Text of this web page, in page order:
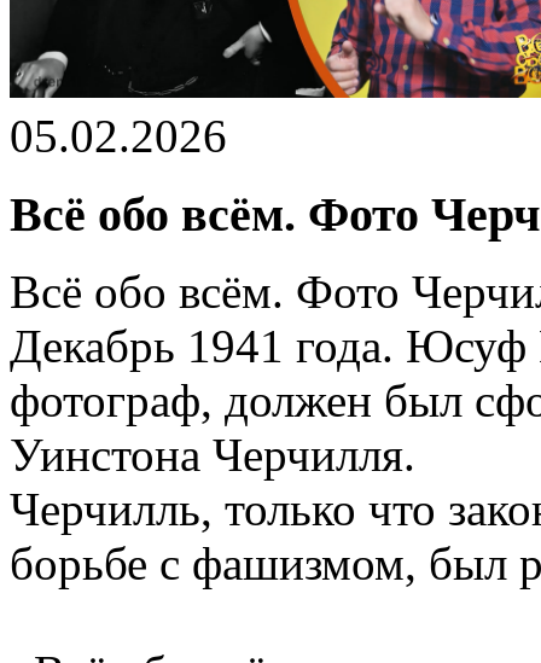
05.02.2026
Всё обо всём. Фото
Всё обо всём. Фото
Декабрь 1941 года.
фотограф, должен был
Уинстона Черчилля.
Черчилль, только что
борьбе с фашизмом, был